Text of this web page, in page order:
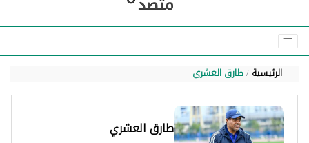
الرئيسية طارق العشري
طارق العشري